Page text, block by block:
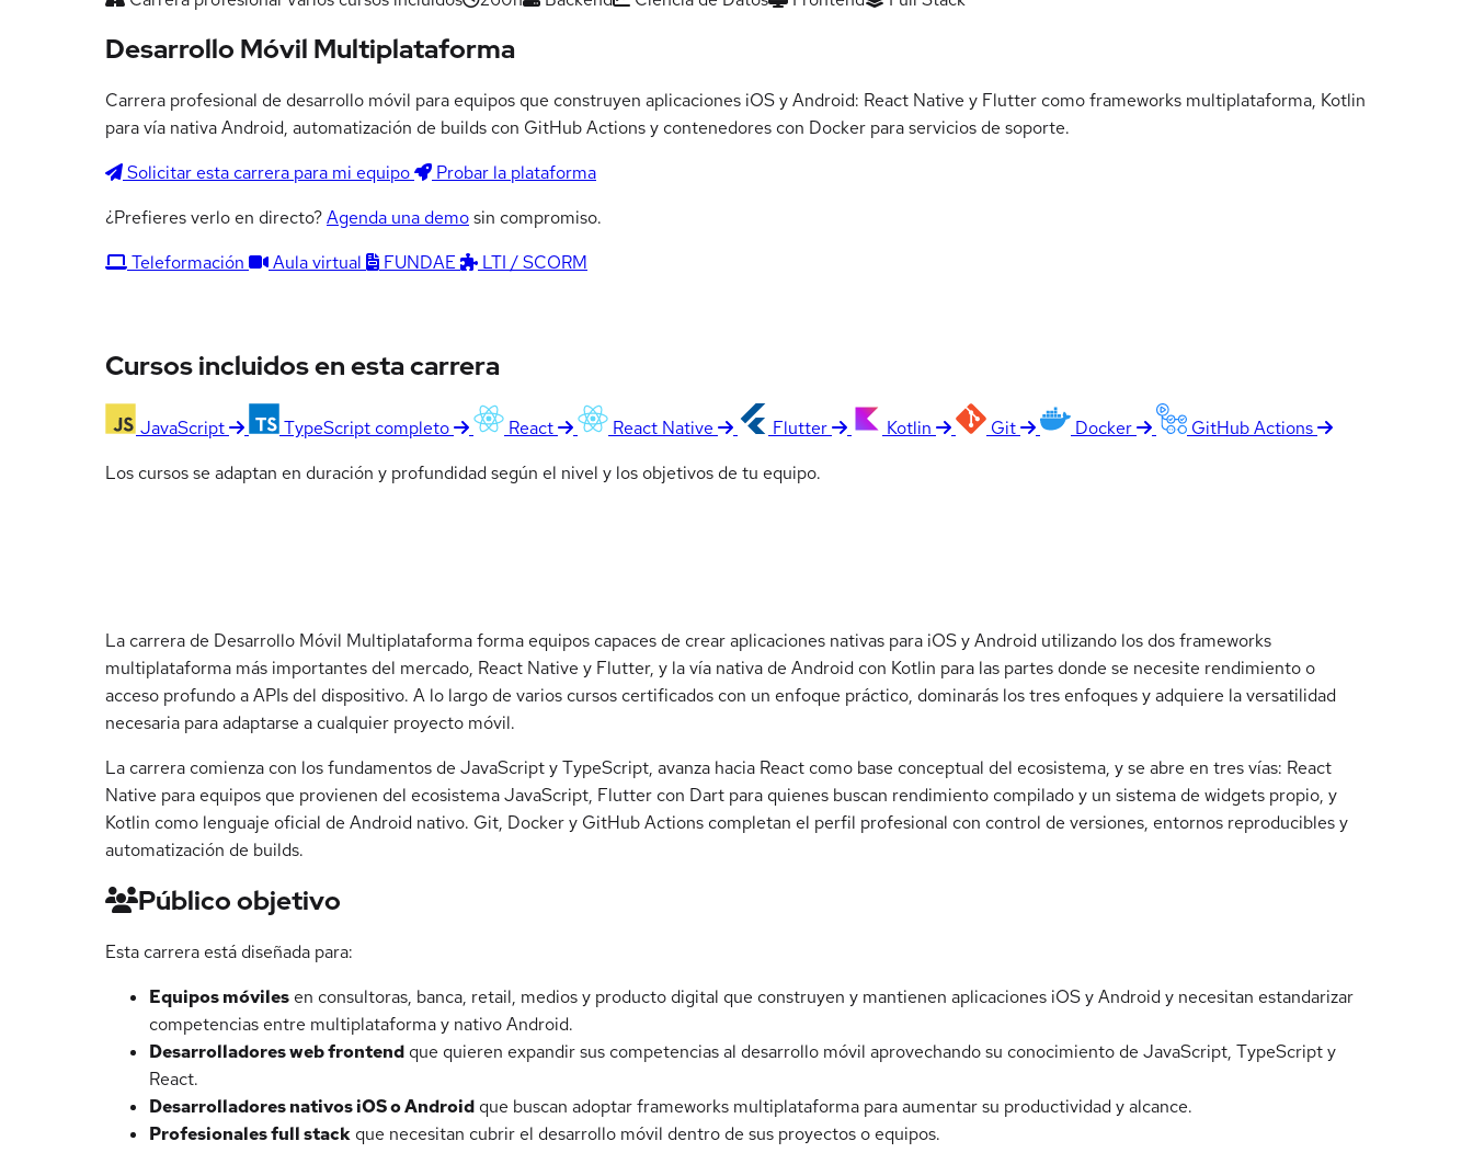
Desarrollo Móvil Multiplataforma
Carrera profesional de desarrollo móvil para equipos que construyen aplicaciones iOS y Android: React Native y Flutter como frameworks multiplataforma, Kotlin
para vía nativa Android, automatización de builds con GitHub Actions y contenedores con Docker para servicios de soporte.
Solicitar esta carrera para mi equipo
Probar la plataforma
¿Prefieres verlo en directo?Agenda una demosin compromiso.
Teleformación
Aula virtual FUNDAE LTI / SCORM
Cursos incluidos en esta carrera
JavaScript TypeScript completo React React Native Flutter Kotlin Git Docker
GitHub Actions
Los cursos se adaptan en duración y profundidad según el nivel y los objetivos de tu equipo.
La carrera de Desarrollo Móvil Multiplataforma forma equipos capaces de crear aplicaciones nativas para iOS y Android utilizando los dos frameworks
multiplataforma más importantes del mercado, React Native y Flutter, y la vía nativa de Android con Kotlin para las partes donde se necesite rendimiento o
acceso profundo a APIs del dispositivo. A lo largo de varios cursos certificados con un enfoque práctico, dominarás los tres enfoques y adquiere la versatilidad
necesaria para adaptarse a cualquier proyecto móvil.
La carrera comienza con los fundamentos de JavaScript y TypeScript, avanza hacia React como base conceptual del ecosistema, y se abre en tres vías: React
Native para equipos que provienen del ecosistema JavaScript, Flutter con Dart para quienes buscan rendimiento compilado y un sistema de widgets propio, y
Kotlin como lenguaje oficial de Android nativo. Git, Docker y GitHub Actions completan el perfil profesional con control de versiones, entornos reproducibles y
automatización de builds.
Público objetivo
Esta carrera está diseñada para:
Equipos móviles en consultoras, banca, retail, medios y producto digital que construyen y mantienen aplicaciones iOS y Android y necesitan estandarizar
competencias entre multiplataforma y nativo Android.
Desarrolladores web frontend que quieren expandir sus competencias al desarrollo móvil aprovechando su conocimiento de JavaScript, TypeScript y
React.
Desarrolladores nativos iOS o Android que buscan adoptar frameworks multiplataforma para aumentar su productividad y alcance.
Profesionales full stack que necesitan cubrir el desarrollo móvil dentro de sus proyectos o equipos.